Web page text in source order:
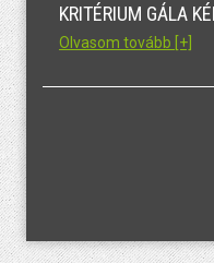
KRITÉRIUM GÁLA
Olvasom tovább [+]